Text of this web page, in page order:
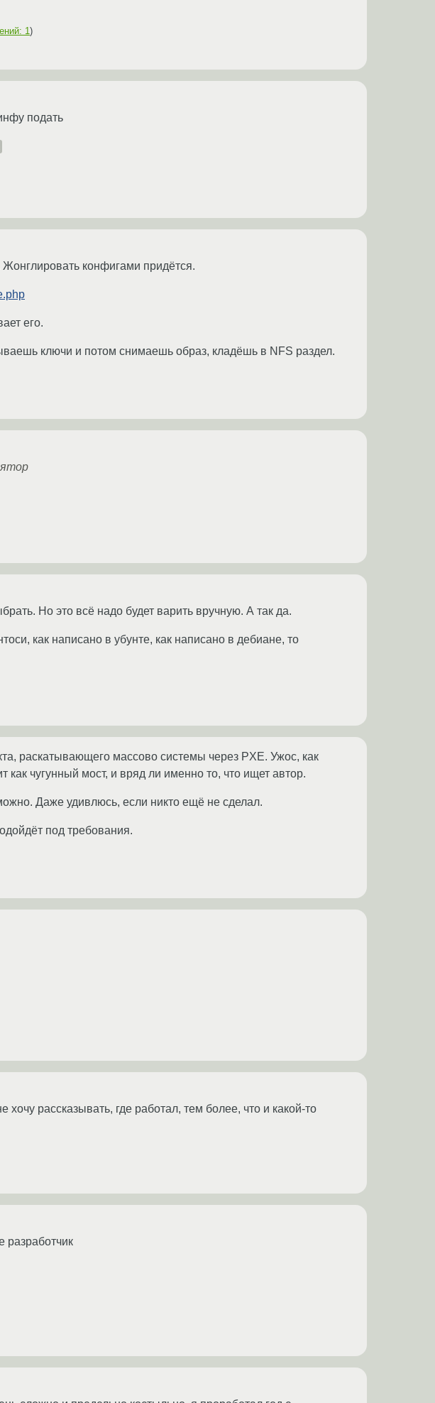
1)
подать
конфигами придётся.
его.
ключи и потом снимаешь образ, кладёшь в NFS раздел.
Но это всё надо будет варить вручную. А так да.
как написано в убунте, как написано в дебиане, то
раскатывающего массово системы через PXE. Ужос, как
как чугунный мост, и вряд ли именно то, что ищет автор.
Даже удивлюсь, если никто ещё не сделал.
под требования.
рассказывать, где работал, тем более, что и какой-то
разработчик